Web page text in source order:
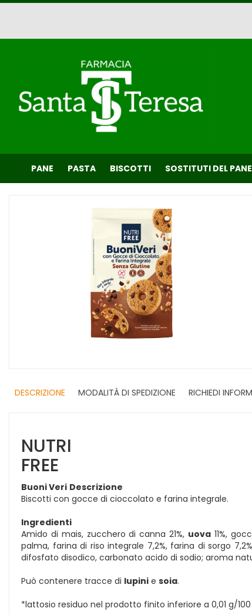
Passa
principale
PANE PASTA BISCOTTI SOSTITUTI DEL
DESCRIZIONE MODALITÀ DI SPEDIZIONE RICHIEDI
NUTRI
FREE
Buoni Veri Descrizione
Biscotti con gocce di cioccolato e farina integrale.
Ingredienti
Amido di mais, zucchero di canna 21%, uova11%,
palma, farina di riso integrale 7,2%, farina di sorgo
difosfato disodico, carbonato acido di sodio; aroma
Può contenere tracce di lupini e soia.
*lattosio residuo nel prodotto finito inferiore a 0,01 g/100